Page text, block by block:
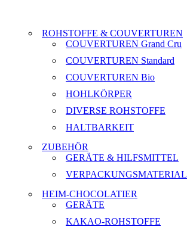
ROHSTOFFE & COUVERTUREN
COUVERTUREN Grand Cru
COUVERTUREN Standard
COUVERTUREN Bio
HOHLKÖRPER
DIVERSE ROHSTOFFE
HALTBARKEIT
ZUBEHÖR
GERÄTE & HILFSMITTEL
VERPACKUNGSMATERIAL
HEIM-CHOCOLATIER
GERÄTE
KAKAO-ROHSTOFFE